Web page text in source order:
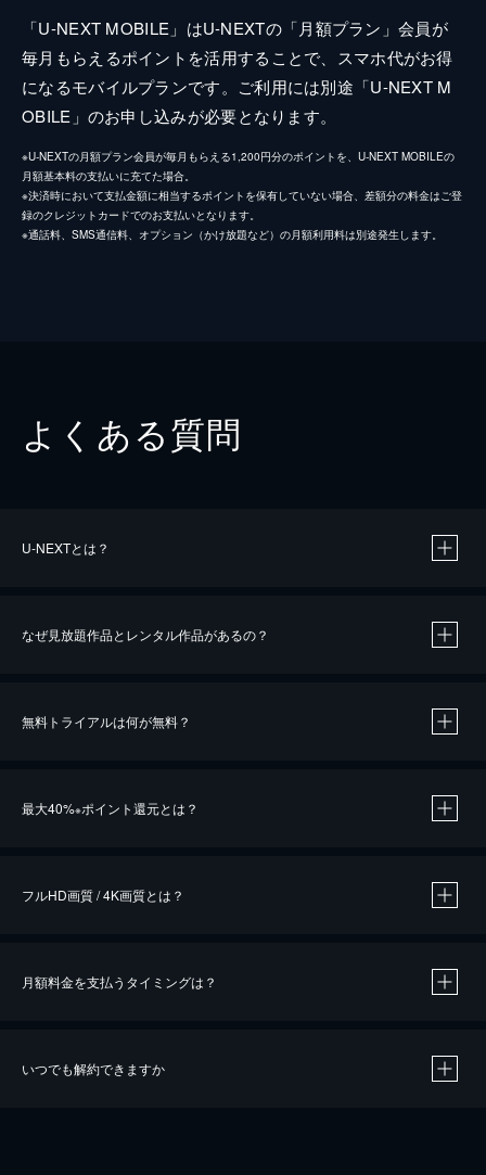
「U-NEXT MOBILE」はU-NEXTの「月額プラン」会員が
毎月もらえるポイントを活用することで、スマホ代がお得
になるモバイルプランです。ご利用には別途「U-NEXT M
OBILE」のお申し込みが必要となります。
※U-NEXTの月額プラン会員が毎月もらえる1,200円分のポイントを、U-NEXT MOBILEの
月額基本料の支払いに充てた場合。
※決済時において支払金額に相当するポイントを保有していない場合、差額分の料金はご登
録のクレジットカードでのお支払いとなります。
※通話料、SMS通信料、オプション（かけ放題など）の月額利用料は別途発生します。
よくある質問
U-NEXTとは？
なぜ見放題作品とレンタル作品があるの？
無料トライアルは何が無料？
最大40%※ポイント還元とは？
※40％ポイント還元の対象は、クレジットカード決済による作品の購入 / レンタルです。
iOSアプリのUコイン決済による作品の購入 / レンタルは、20％のポイント還元です。
フルHD画質 / 4K画質とは？
月額料金を支払うタイミングは？
いつでも解約できますか